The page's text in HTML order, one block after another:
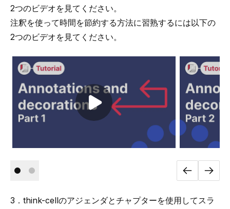
2つのビデオを見てください。
注釈を使って時間を節約する方法に習熟するには以下の
2つのビデオを見てください。
Play video
3．think-cellのアジェンダとチャプターを使用してスラ